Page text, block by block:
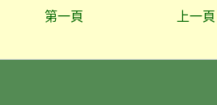
第一頁 上一頁